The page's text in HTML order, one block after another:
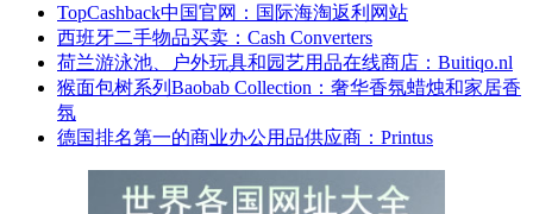
TopCashback中国官网：国际海淘返利网站
西班牙二手物品买卖：Cash Converters
荷兰游泳池、户外玩具和园艺用品在线商店：Buitiqo.nl
猴面包树系列Baobab Collection：奢华香氛蜡烛和家居香
氛
德国排名第一的商业办公用品供应商：Printus